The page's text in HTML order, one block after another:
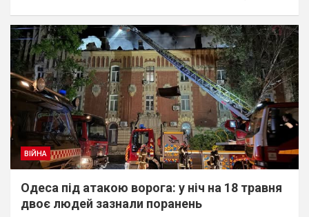
ВІЙНА
Одеса під атакою ворога: у ніч на 18 травня
двоє людей зазнали поранень